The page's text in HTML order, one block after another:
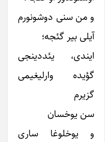
و من سنی دوشونورم
آیلی بیر گئجه؛
ایندی، یئددینجی
گؤیده وارلیغیمی
گزیرم
سن یوخسان
و یوخلوغا ساری